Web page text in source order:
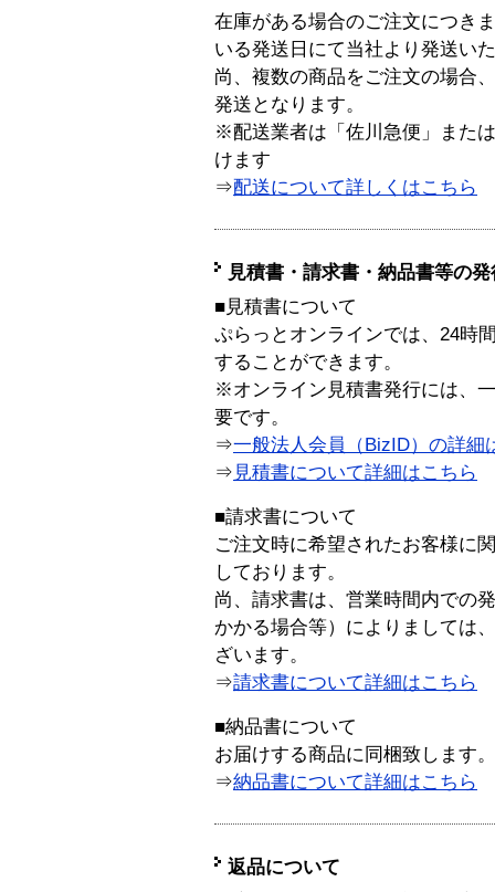
在庫がある場合のご注文につき
いる発送日にて当社より発送い
尚、複数の商品をご注文の場合
発送となります。
※配送業者は「佐川急便」また
けます
⇒配送について詳しくはこちら
見積書・請求書・納品書等の
■見積書について
ぷらっとオンラインでは、24時
することができます。
※オンライン見積書発行には、
要です。
⇒一般法人会員（BizID）の詳細
⇒ 見積書について詳細はこちら
■請求書について
ご注文時に希望されたお客様に
しております。
尚、請求書は、営業時間内での
かかる場合等）によりましては
ざいます。
⇒請求書について詳細はこちら
■納品書について
お届けする商品に同梱致します。
⇒納品書について詳細はこちら
返品について